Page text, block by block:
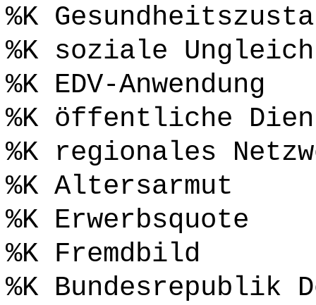
%K
%K soziale
%K EDV-Anwendung
%K öffentliche
%K regionales
%K Altersarmut
%K Erwerbsquote
%K Fremdbild
%K Bundesrepublik